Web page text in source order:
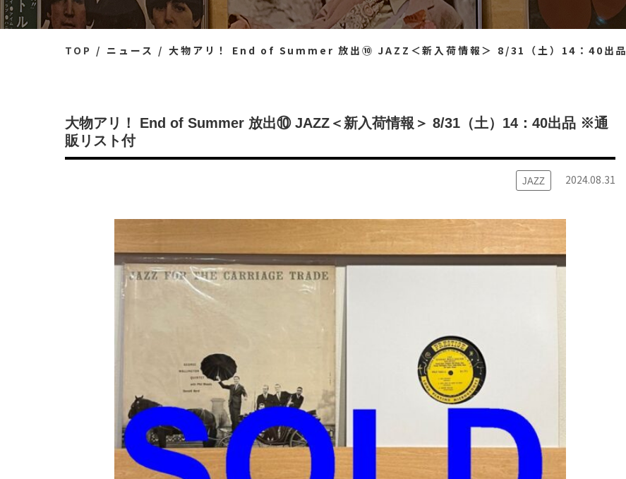
TOP ニュース 大物アリ！ End of Summer 放出⑩ JAZZ＜新入荷情報＞ 8/31（土）14：40出品 ※通販リスト付
大物アリ！ End of Summer 放出⑩ JAZZ＜新入荷情報＞ 8/31（土）14：40出品 ※通
販リスト付
JAZZ 2024.08.31